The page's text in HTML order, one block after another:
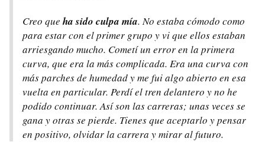
Creo queha sido culpa mía. No estaba cómodo como
para estar con el primer grupo y vi que ellos estaban
arriesgando mucho. Cometí un error en la primera
curva, que era la más complicada. Era una curva con
más parches de humedad y me fui algo abierto en esa
vuelta en particular. Perdí el tren delantero y no he
podido continuar. Así son las carreras; unas veces se
gana y otras se pierde. Tienes que aceptarlo y pensar
en positivo, olvidar la carrera y mirar al futuro.